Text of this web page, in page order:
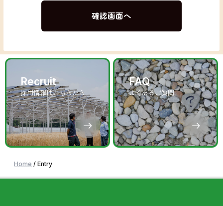
Recruit
採用情報はこちらから
FAQ
よくあるご質問
Home / Entry